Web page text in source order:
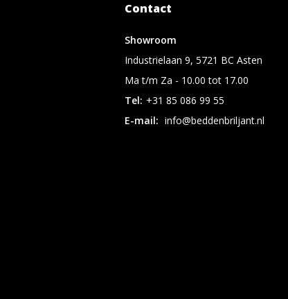
Contact
Showroom
Industrielaan 9, 5721 BC Asten
Ma t/m Za - 10.00 tot 17.00
Tel: +31 85 086 99 55
E-mail: info@beddenbriljant.nl